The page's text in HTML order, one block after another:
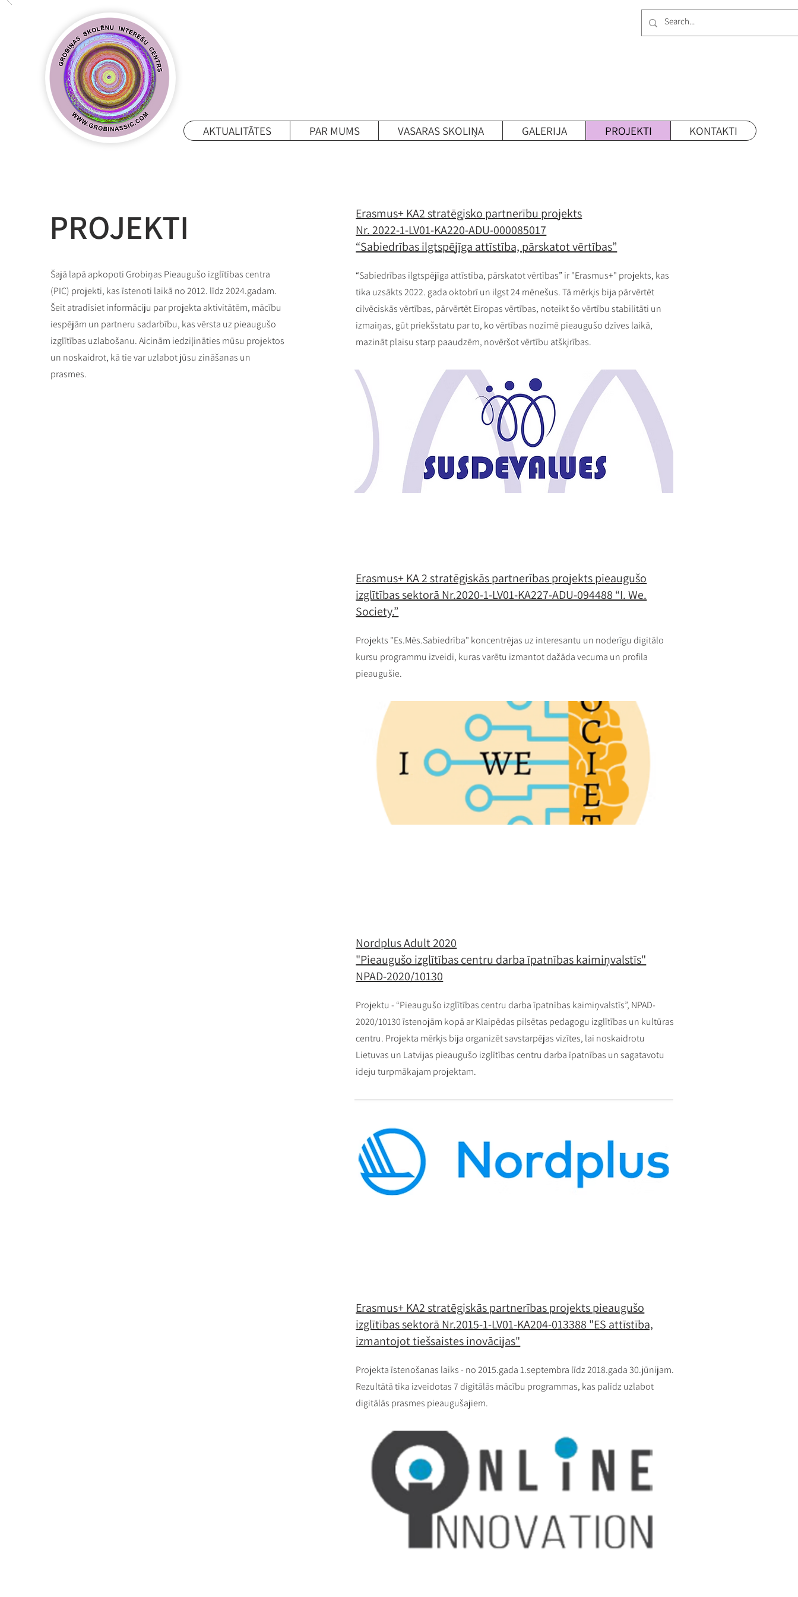
AKTUALITĀTES PAR MUMS VASARAS SKOLIŅA GALERIJA PROJEKTI KONTAKTI
PROJEKTI
Šajā lapā apkopoti Grobiņas Pieaugušo izglītības centra
(PIC) projekti, kas īstenoti laikā no 2012. līdz 2024.gadam.
Šeit atradīsiet informāciju par projekta aktivitātēm, mācību
iespējām un partneru sadarbību, kas vērsta uz pieaugušo
izglītības uzlabošanu. Aicinām iedziļināties mūsu projektos
un noskaidrot, kā tie var uzlabot jūsu zināšanas un
prasmes.
Erasmus+ KA2 stratēģisko partnerību projekts
Nr. 2022-1-LV01-KA220-ADU-000085017
“Sabiedrības ilgtspējīga attīstība, pārskatot vērtības”
“Sabiedrības ilgtspējīga attīstība, pārskatot vērtības” ir "Erasmus+" projekts, kas
tika uzsākts 2022. gada oktobrī un ilgst 24 mēnešus. Tā mērķis bija pārvērtēt
cilvēciskās vērtības, pārvērtēt Eiropas vērtības, noteikt šo vērtību stabilitāti un
izmaiņas, gūt priekšstatu par to, ko vērtības nozīmē pieaugušo dzīves laikā,
mazināt plaisu starp paaudzēm, novēršot vērtību atšķirības.
Erasmus+ KA 2 stratēģiskās partnerības projekts pieaugušo
izglītības sektorā Nr.2020-1-LV01-KA227-ADU-094488 “I. We.
Society.”
Projekts "Es.Mēs.Sabiedrība" koncentrējas uz interesantu un noderīgu digitālo
kursu programmu izveidi, kuras varētu izmantot dažāda vecuma un profila
pieaugušie.
Nordplus Adult 2020
"Pieaugušo izglītības centru darba īpatnības kaimiņvalstīs"
NPAD-2020/10130
Projektu - “Pieaugušo izglītības centru darba īpatnības kaimiņvalstīs”, NPAD-
2020/10130 īstenojām kopā ar Klaipēdas pilsētas pedagogu izglītības un kultūras
centru. Projekta mērķis bija organizēt savstarpējas vizītes, lai noskaidrotu
Lietuvas un Latvijas pieaugušo izglītības centru darba īpatnības un sagatavotu
ideju turpmākajam projektam.
Erasmus+ KA2 stratēģiskās partnerības projekts pieaugušo
izglītības sektorā Nr.2015-1-LV01-KA204-013388 "ES attīstība,
izmantojot tiešsaistes inovācijas"
Projekta īstenošanas laiks - no 2015.gada 1.septembra līdz 2018.gada 30.jūnijam.
Rezultātā tika izveidotas 7 digitālās mācību programmas, kas palīdz uzlabot
digitālās prasmes pieaugušajiem.